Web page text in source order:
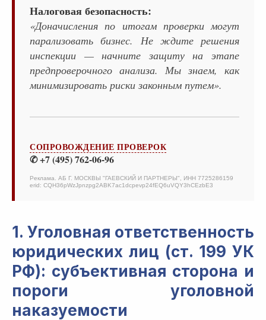
Налоговая безопасность:
«Доначисления по итогам проверки могут
парализовать бизнес. Не ждите решения
инспекции — начните защиту на этапе
предпроверочного анализа. Мы знаем, как
минимизировать риски законным путем».
СОПРОВОЖДЕНИЕ ПРОВЕРОК
✆ +7 (495) 762-06-96
Реклама. АБ Г. МОСКВЫ "ГАЕВСКИЙ И ПАРТНЕРЫ", ИНН 7725286159
erid: CQH36pWzJpnzpg2ABK7ac1dcpevp24fEQ6uVQY3hCEzbE3
1. Уголовная ответственность
юридических лиц (ст. 199 УК
РФ): субъективная сторона и
пороги уголовной
наказуемости